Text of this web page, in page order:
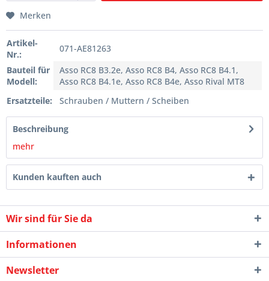
Merken
Artikel-
Nr.:
071-AE81263
Bauteil für
Modell:
Asso RC8 B3.2e, Asso RC8 B4, Asso RC8 B4.1,
Asso RC8 B4.1e, Asso RC8 B4e, Asso Rival MT8
Ersatzteile:
Schrauben / Muttern / Scheiben
Beschreibung
mehr
Kunden kauften auch
Wir sind für Sie da
Informationen
Newsletter